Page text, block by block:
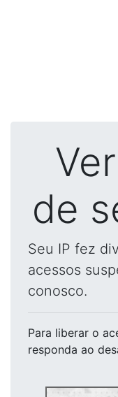
de
Seu IP fez
acessos
conosco.
Para liberar o
responda ao